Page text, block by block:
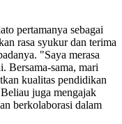
pertamanya sebagai
rasa syukur dan terima
"Saya merasa
Bersama-sama, mari
kualitas pendidikan
juga mengajak
berkolaborasi dalam